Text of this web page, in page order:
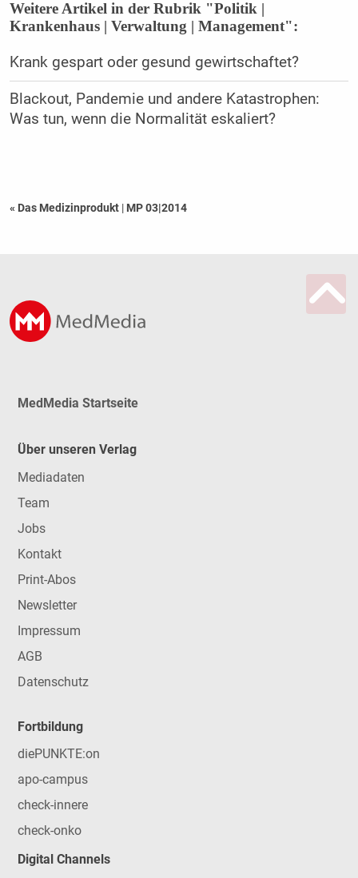
Weitere Artikel in der Rubrik "Politik |
Krankenhaus | Verwaltung | Management":
Krank gespart oder gesund gewirtschaftet?
Blackout, Pandemie und andere Katastrophen:
Was tun, wenn die Normalität eskaliert?
« Das Medizinprodukt | MP 03|2014
MedMedia Startseite
Über unseren Verlag
Mediadaten
Team
Jobs
Kontakt
Print-Abos
Newsletter
Impressum
AGB
Datenschutz
Fortbildung
diePUNKTE:on
apo-campus
check-innere
check-onko
Digital Channels